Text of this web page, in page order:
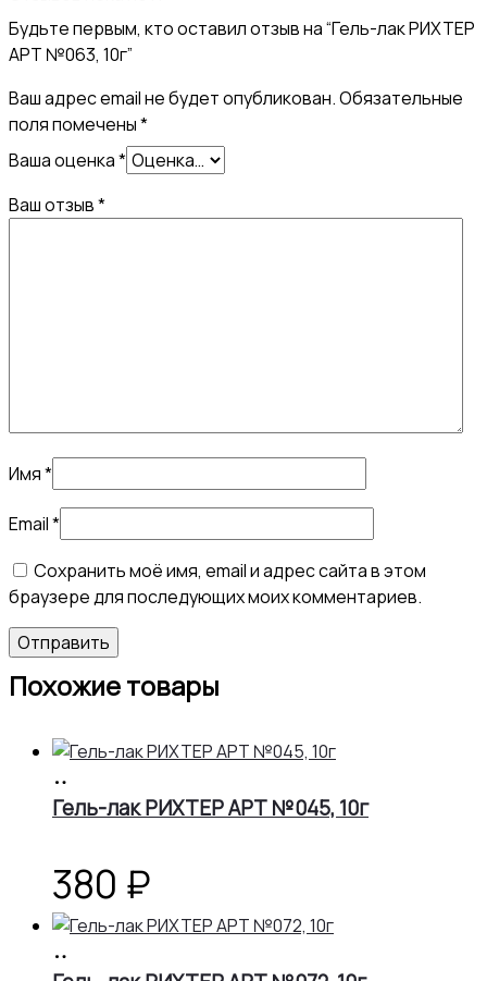
Будьте первым, кто оставил отзыв на “Гель-лак РИХТЕР
АРТ №063, 10г”
Ваш адрес email не будет опубликован.Обязательные
поля помечены*
Ваша оценка*
Ваш отзыв*
Имя*
Email*
Сохранить моё имя, email и адрес сайта в этом
браузере для последующих моих комментариев.
Похожие товары
корзину
Гель-лак РИХТЕР АРТ №045, 10г
380 ₽
корзину